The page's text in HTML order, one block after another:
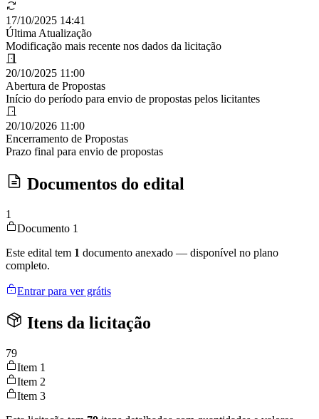
17/10/2025 14:41
Última Atualização
Modificação mais recente nos dados da licitação
20/10/2025 11:00
Abertura de Propostas
Início do período para envio de propostas pelos licitantes
20/10/2026 11:00
Encerramento de Propostas
Prazo final para envio de propostas
Documentos do edital
1
Documento 1
Este edital tem 1 documento anexado — disponível no plano
completo.
Entrar para ver grátis
Itens da licitação
79
Item 1
Item 2
Item 3